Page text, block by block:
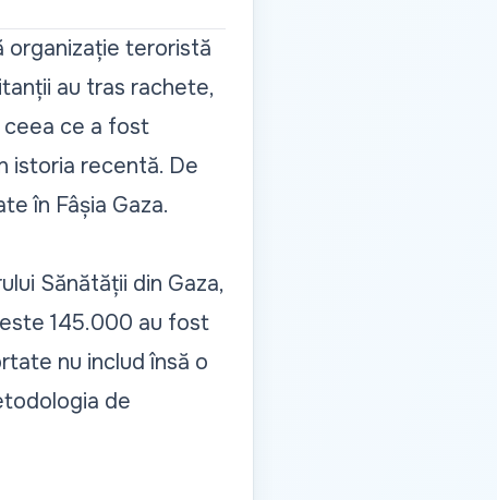
organizație teroristă
au tras rachete,
ceea ce a fost
istoria recentă. De
în Fâșia Gaza.
Sănătății din Gaza,
145.000 au fost
nu includ însă o
de